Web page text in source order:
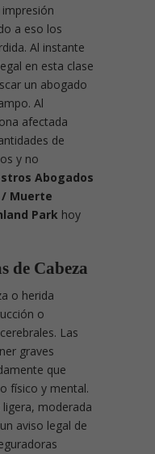
a eso los
Al instante
en esta clase
un abogado
Al
afectada
de
y no
Abogados
Muerte
Park hoy
de Cabeza
o herida
o
Las
graves
que
físico y mental.
ligera, moderada
aviso legal de